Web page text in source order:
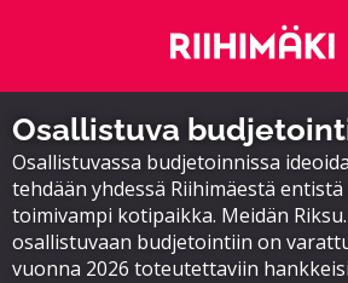
Osallistuva
Osallistuvassa budjetoinnissa
tehdään yhdessä Riihimäestä
toimivampi kotipaikka. Meidän
osallistuvaan budjetointiin on
vuonna 2026 toteutettaviin